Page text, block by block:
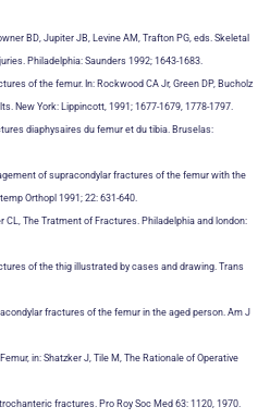
BD, Jupiter JB, Levine AM, Trafton PG, eds. Skeletal
Philadelphia: Saunders 1992; 1643-1683.
of the femur. In: Rockwood CA Jr, Green DP, Bucholz
New York: Lippincott, 1991; 1677-1679, 1778-1797.
diaphysaires du femur et du tibia. Bruselas:
of supracondylar fractures of the femur with the
Orthopl 1991; 22: 631-640.
CL, The Tratment of Fractures. Philadelphia and london:
of the thig illustrated by cases and drawing. Trans
fractures of the femur in the aged person. Am J
in: Shatzker J, Tile M, The Rationale of Operative
fractures. Pro Roy Soc Med 63: 1120, 1970.